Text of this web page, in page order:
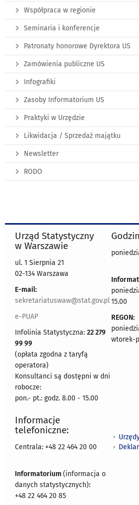
Współpraca w regionie
Seminaria i konferencje
Patronaty honorowe Dyrektora US
Zamówienia publiczne US
Infografiki
Zasoby Informatorium US
Praktyki w Urzędzie
Likwidacja / Sprzedaż majątku
Newsletter
RODO
Urząd Statystyczny
w Warszawie
ul. 1 Sierpnia 21
02-134 Warszawa
E-mail:
sekretariatuswaw@stat.gov.pl
e-PUAP
Infolinia Statystyczna: 22 279
99 99
(opłata zgodna z taryfą
operatora)
Konsultanci są dostępni w dni
robocze:
pon.- pt.: godz. 8.00 - 15.00
15.00
REGON:
wtorek-
Informacje
telefoniczne:
Centrala: +48 22 464 20 00
Informatorium (informacja o
danych statystycznych):
+48 22 464 20 85